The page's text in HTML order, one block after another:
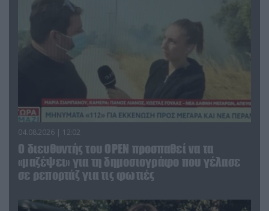
04.08.2026 | 12:02
O διευθυντής του OPEN προσπαθεί να τα
«μαζέψει» για τη δημοσιογράφο που γέλασε
σε ρεπορτάζ για τις φωτιές